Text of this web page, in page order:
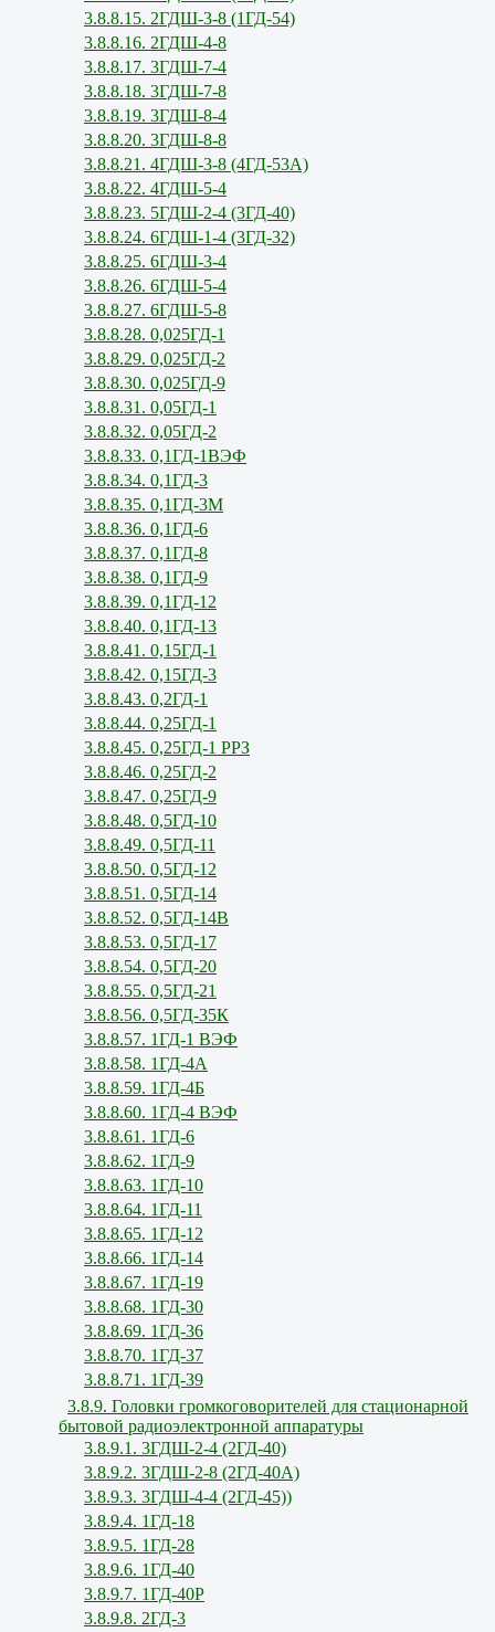
3.8.8.15. 2ГДШ-3-8 (1ГД-54)
3.8.8.16. 2ГДШ-4-8
3.8.8.17. 3ГДШ-7-4
3.8.8.18. 3ГДШ-7-8
3.8.8.19. 3ГДШ-8-4
3.8.8.20. 3ГДШ-8-8
3.8.8.21. 4ГДШ-3-8 (4ГД-53А)
3.8.8.22. 4ГДШ-5-4
3.8.8.23. 5ГДШ-2-4 (3ГД-40)
3.8.8.24. 6ГДШ-1-4 (3ГД-32)
3.8.8.25. 6ГДШ-3-4
3.8.8.26. 6ГДШ-5-4
3.8.8.27. 6ГДШ-5-8
3.8.8.28. 0,025ГД-1
3.8.8.29. 0,025ГД-2
3.8.8.30. 0,025ГД-9
3.8.8.31. 0,05ГД-1
3.8.8.32. 0,05ГД-2
3.8.8.33. 0,1ГД-1ВЭФ
3.8.8.34. 0,1ГД-3
3.8.8.35. 0,1ГД-3М
3.8.8.36. 0,1ГД-6
3.8.8.37. 0,1ГД-8
3.8.8.38. 0,1ГД-9
3.8.8.39. 0,1ГД-12
3.8.8.40. 0,1ГД-13
3.8.8.41. 0,15ГД-1
3.8.8.42. 0,15ГД-3
3.8.8.43. 0,2ГД-1
3.8.8.44. 0,25ГД-1
3.8.8.45. 0,25ГД-1 РРЗ
3.8.8.46. 0,25ГД-2
3.8.8.47. 0,25ГД-9
3.8.8.48. 0,5ГД-10
3.8.8.49. 0,5ГД-11
3.8.8.50. 0,5ГД-12
3.8.8.51. 0,5ГД-14
3.8.8.52. 0,5ГД-14В
3.8.8.53. 0,5ГД-17
3.8.8.54. 0,5ГД-20
3.8.8.55. 0,5ГД-21
3.8.8.56. 0,5ГД-35К
3.8.8.57. 1ГД-1 ВЭФ
3.8.8.58. 1ГД-4А
3.8.8.59. 1ГД-4Б
3.8.8.60. 1ГД-4 ВЭФ
3.8.8.61. 1ГД-6
3.8.8.62. 1ГД-9
3.8.8.63. 1ГД-10
3.8.8.64. 1ГД-11
3.8.8.65. 1ГД-12
3.8.8.66. 1ГД-14
3.8.8.67. 1ГД-19
3.8.8.68. 1ГД-30
3.8.8.69. 1ГД-36
3.8.8.70. 1ГД-37
3.8.8.71. 1ГД-39
3.8.9. Головки громкоговорителей для стационарной
бытовой радиоэлектронной аппаратуры
3.8.9.1. 3ГДШ-2-4 (2ГД-40)
3.8.9.2. 3ГДШ-2-8 (2ГД-40А)
3.8.9.3. 3ГДШ-4-4 (2ГД-45))
3.8.9.4. 1ГД-18
3.8.9.5. 1ГД-28
3.8.9.6. 1ГД-40
3.8.9.7. 1ГД-40Р
3.8.9.8. 2ГД-3